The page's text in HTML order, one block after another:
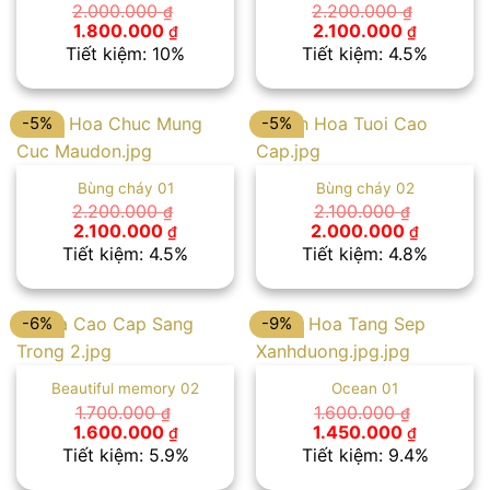
2.000.000₫
Giá
gốc
là:
1.800.000 ₫Giá
hiện
tại
1.800.000 ₫.
Tiết kiệm: 10%
2.200.000₫
Giá
gốc
là:
2.100.000 ₫Giá
hiện
tại
Tiết kiệm: 4.5%
-5%
Bùng cháy 01
2.200.000₫
Giá
gốc
là:
2.100.000 ₫Giá
hiện
tại
2.100.000 ₫.
Tiết kiệm: 4.5%
-5%
Bùng cháy 02
2.100.000₫
Giá
gốc
là:
2.000.000 ₫Giá
hiện
tại
Tiết kiệm: 4.8%
-6%
Beautiful memory 02
1.700.000₫
Giá
gốc
là:
1.600.000 ₫Giá
hiện
tại
Tiết kiệm: 5.9%
-9%
Ocean 01
1.600.000₫
Giá
gốc
là:
1.450.000 ₫Giá
hiện
tại
Tiết kiệm: 9.4%